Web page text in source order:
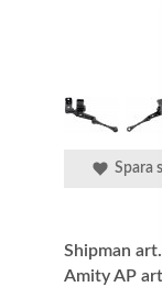
Spara
Shipman
Amity AP